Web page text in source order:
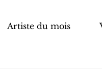
Artiste du mois